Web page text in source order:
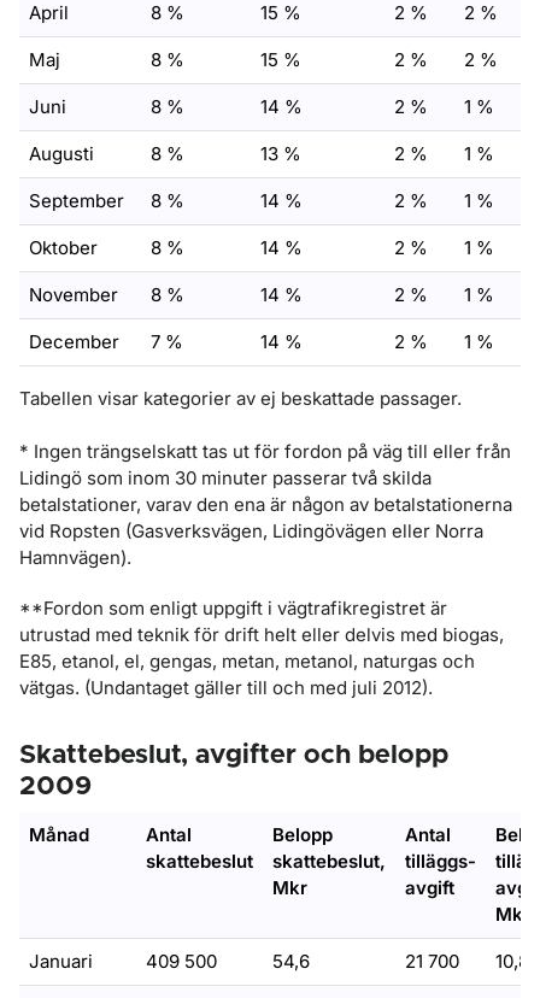
April 8 % 15 % 2 % 2 %
Maj 8 % 15 % 2 % 2 %
Juni 8 % 14 % 2 % 1 %
Augusti 8 % 13 % 2 % 1 %
September 8 % 14 % 2 % 1 %
Oktober 8 % 14 % 2 % 1 %
November 8 % 14 % 2 % 1 %
December 7 % 14 % 2 % 1 %
Tabellen visar kategorier av ej beskattade passager.
* Ingen trängselskatt tas ut för fordon på väg till eller från
Lidingö som inom 30 minuter passerar två skilda
betalstationer, varav den ena är någon av betalstationerna
vid Ropsten (Gasverksvägen, Lidingövägen eller Norra
Hamnvägen).
**Fordon som enligt uppgift i vägtrafikregistret är
utrustad med teknik för drift helt eller delvis med biogas,
E85, etanol, el, gengas, metan, metanol, naturgas och
vätgas. (Undantaget gäller till och med juli 2012).
Skattebeslut, avgifter och belopp
2009
Månad
Antal
skattebeslut
Belopp
skattebeslut,
Mkr
Antal
tilläggs-
avgift
Mkr
Januari 409 500 54,6 21 700 10,8